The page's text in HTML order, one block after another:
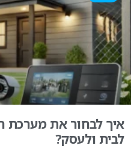
איך לבחור את
לבית ולעסק?